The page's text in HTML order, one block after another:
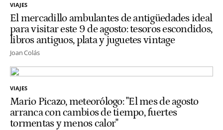
VIAJES
El mercadillo ambulantes de antigüedades ideal
para visitar este 9 de agosto: tesoros escondidos,
libros antiguos, plata y juguetes vintage
Joan Colás
VIAJES
Mario Picazo, meteorólogo: "El mes de agosto
arranca con cambios de tiempo, fuertes
tormentas y menos calor"